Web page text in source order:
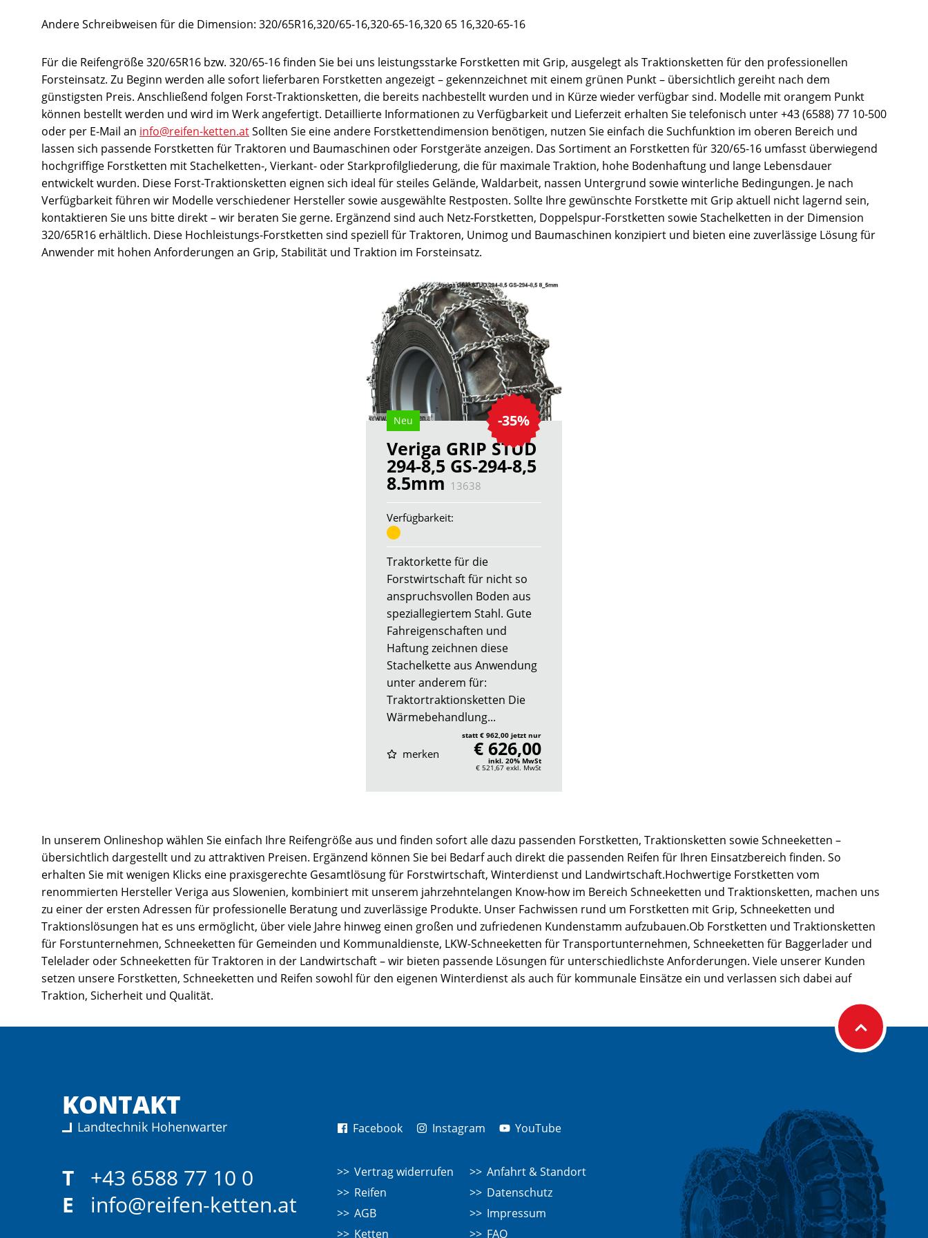
Andere Schreibweisen für die Dimension: 320/65R16,320/65-16,320-65-16,320 65 16,320-65-16
Für die Reifengröße 320/65R16 bzw. 320/65-16 finden Sie bei uns leistungsstarke Forstketten mit Grip, ausgelegt als Traktionsketten für den professionellen
Forsteinsatz. Zu Beginn werden alle sofort lieferbaren Forstketten angezeigt – gekennzeichnet mit einem grünen Punkt – übersichtlich gereiht nach dem
günstigsten Preis. Anschließend folgen Forst-Traktionsketten, die bereits nachbestellt wurden und in Kürze wieder verfügbar sind. Modelle mit orangem Punkt
können bestellt werden und wird im Werk angefertigt. Detaillierte Informationen zu Verfügbarkeit und Lieferzeit erhalten Sie telefonisch unter +43 (6588) 77 10-500
oder per E-Mail an info@reifen-ketten.atSollten Sie eine andere Forstkettendimension benötigen, nutzen Sie einfach die Suchfunktion im oberen Bereich und
lassen sich passende Forstketten für Traktoren und Baumaschinen oder Forstgeräte anzeigen. Das Sortiment an Forstketten für 320/65-16 umfasst überwiegend
hochgriffige Forstketten mit Stachelketten-, Vierkant- oder Starkprofilgliederung, die für maximale Traktion, hohe Bodenhaftung und lange Lebensdauer
entwickelt wurden. Diese Forst-Traktionsketten eignen sich ideal für steiles Gelände, Waldarbeit, nassen Untergrund sowie winterliche Bedingungen. Je nach
Verfügbarkeit führen wir Modelle verschiedener Hersteller sowie ausgewählte Restposten. Sollte Ihre gewünschte Forstkette mit Grip aktuell nicht lagernd sein,
kontaktieren Sie uns bitte direkt – wir beraten Sie gerne. Ergänzend sind auch Netz-Forstketten, Doppelspur-Forstketten sowie Stachelketten in der Dimension
320/65R16 erhältlich. Diese Hochleistungs-Forstketten sind speziell für Traktoren, Unimog und Baumaschinen konzipiert und bieten eine zuverlässige Lösung für
Anwender mit hohen Anforderungen an Grip, Stabilität und Traktion im Forsteinsatz.
-35%
Neu
Veriga GRIP STUD
294-8,5 GS-294-8,5
8.5mm 13638
Verfügbarkeit:
Traktorkette für die
Forstwirtschaft für nicht so
anspruchsvollen Boden aus
speziallegiertem Stahl. Gute
Fahreigenschaften und
Haftung zeichnen diese
Stachelkette aus Anwendung
unter anderem für:
Traktortraktionsketten Die
Wärmebehandlung...
merken
statt € 962,00 jetzt nur
€ 626,00
inkl. 20% MwSt
€ 521,67 exkl. MwSt
In unserem Onlineshop wählen Sie einfach Ihre Reifengröße aus und finden sofort alle dazu passenden Forstketten, Traktionsketten sowie Schneeketten –
übersichtlich dargestellt und zu attraktiven Preisen. Ergänzend können Sie bei Bedarf auch direkt die passenden Reifen für Ihren Einsatzbereich finden. So
erhalten Sie mit wenigen Klicks eine praxisgerechte Gesamtlösung für Forstwirtschaft, Winterdienst und Landwirtschaft.Hochwertige Forstketten vom
renommierten Hersteller Veriga aus Slowenien, kombiniert mit unserem jahrzehntelangen Know-how im Bereich Schneeketten und Traktionsketten, machen uns
zu einer der ersten Adressen für professionelle Beratung und zuverlässige Produkte. Unser Fachwissen rund um Forstketten mit Grip, Schneeketten und
Traktionslösungen hat es uns ermöglicht, über viele Jahre hinweg einen großen und zufriedenen Kundenstamm aufzubauen.Ob Forstketten und Traktionsketten
für Forstunternehmen, Schneeketten für Gemeinden und Kommunaldienste, LKW-Schneeketten für Transportunternehmen, Schneeketten für Baggerlader und
Telelader oder Schneeketten für Traktoren in der Landwirtschaft – wir bieten passende Lösungen für unterschiedlichste Anforderungen. Viele unserer Kunden
setzen unsere Forstketten, Schneeketten und Reifen sowohl für den eigenen Winterdienst als auch für kommunale Einsätze ein und verlassen sich dabei auf
Traktion, Sicherheit und Qualität.
KONTAKT
Landtechnik Hohenwarter
T
+43 6588 77 10 0
E
info@reifen-ketten.at
Facebook Instagram YouTube
Vertrag widerrufen
Reifen
AGB
Ketten
Anfahrt & Standort
Datenschutz
Impressum
FAQ